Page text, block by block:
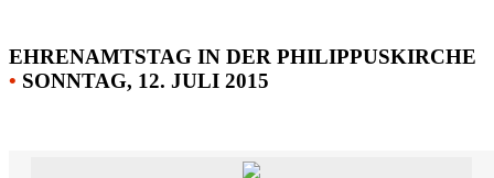
EHRENAMTSTAG IN DER PHILIPPUSKIRCHE
• SONNTAG, 12. JULI 2015